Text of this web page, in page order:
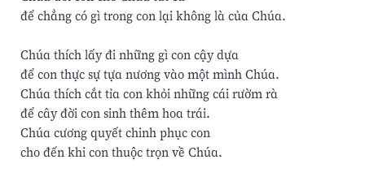
để chẳng có gì trong con lại không là của Chúa.
Chúa thích lấy đi những gì con cậy dựa
để con thực sự tựa nương vào một mình Chúa.
Chúa thích cắt tỉa con khỏi những cái rườm rà
để cây đời con sinh thêm hoa trái.
Chúa cương quyết chinh phục con
cho đến khi con thuộc trọn về Chúa.